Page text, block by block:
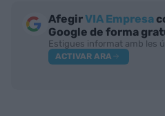
AfegirVIA Empresa
Google de forma
Estigues informat amb les
ACTIVAR ARA